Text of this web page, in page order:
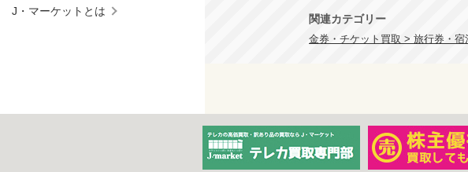
J・マーケットとは
関連カテゴリー
金券・チケット買取 > 旅行券・